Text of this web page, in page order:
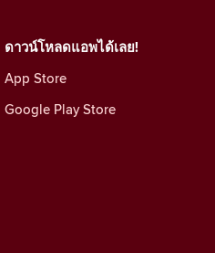
ดาวน์โหลดแอพได้เลย!
App Store
Google Play Store